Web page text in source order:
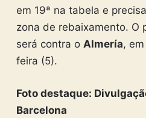
em 19ª na tabela e
zona de rebaixamento. O
será contra o Almería,
feira (5).
Foto destaque:
Barcelona